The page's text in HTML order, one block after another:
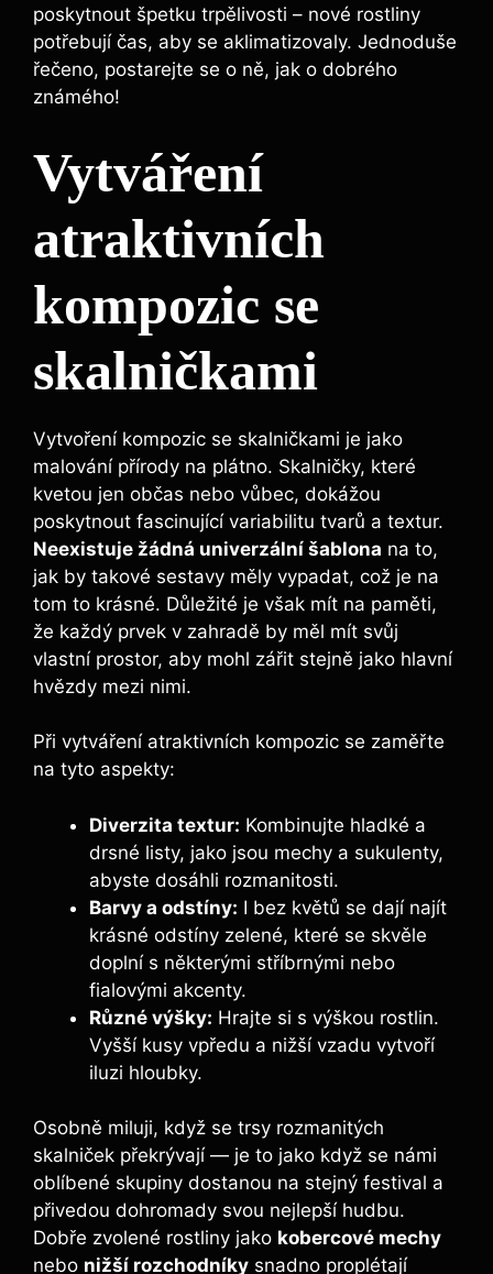
poskytnout špetku trpělivosti – nové rostliny
potřebují čas, aby se ‌aklimatizovaly. Jednoduše
řečeno, postarejte se ⁤o ně, jak o dobrého⁣
známého!
Vytváření
atraktivních
kompozic‍ se
skalničkami
Vytvoření kompozic se skalničkami je jako
malování přírody na plátno. Skalničky, které
kvetou jen občas ‌nebo‌ vůbec, dokážou
poskytnout fascinující variabilitu tvarů a textur.⁤
Neexistuje žádná univerzální šablona na to,
jak by takové​ sestavy ​měly vypadat, což je na
tom‍ to krásné. Důležité je však mít na paměti,
že každý prvek ⁣v zahradě by měl mít svůj
vlastní prostor, aby mohl zářit ⁢stejně jako‍ hlavní
hvězdy mezi nimi.
Při vytváření atraktivních kompozic se zaměřte
na tyto aspekty:
Diverzita textur: Kombinujte hladké​ a
drsné listy, jako jsou mechy a sukulenty,
abyste dosáhli rozmanitosti.
Barvy⁢ a odstíny: I bez květů se dají‌ najít
krásné odstíny zelené, které se skvěle
doplní ​s některými stříbrnými nebo
fialovými akcenty.
Různé výšky: Hrajte si s výškou rostlin.
Vyšší kusy vpředu a nižší vzadu vytvoří
iluzi hloubky.
Osobně miluji, když‌ se trsy rozmanitých
skalniček ⁣překrývají — je to jako když se námi
⁤oblíbené skupiny dostanou ⁣na stejný festival a
přivedou dohromady svou nejlepší ​hudbu.
Dobře zvolené rostliny ⁢jako kobercové mechy
nebo nižší rozchodníky ​snadno proplétají‌